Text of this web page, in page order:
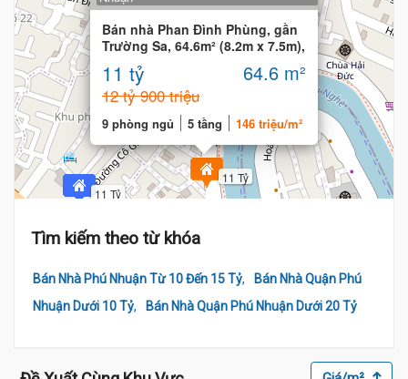
11 Tỷ
11 Tỷ
Bán nhà Phan Đình Phùng, gần
Trường Sa, 64.6m² (8.2m x 7.5m),
9 phòng
11 tỷ 64.6 m²
12 tỷ 900 triệu
9 phòng ngủ 5 tầng 146 triệu/m²
Tìm kiếm theo từ khóa
Bán Nhà Phú Nhuận Từ 10 Đến 15 Tỷ,
Bán Nhà Quận Phú
Nhuận Dưới 10 Tỷ, Bán Nhà Quận Phú Nhuận Dưới 20 Tỷ